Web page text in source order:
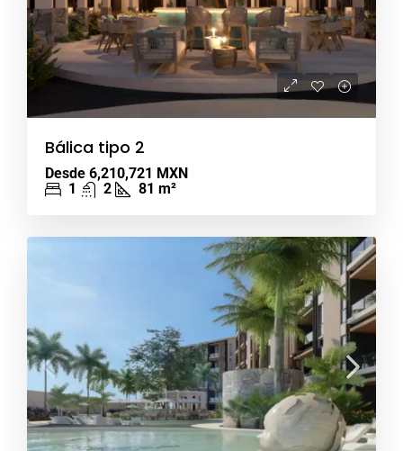
Bálica tipo 2
Desde 6,210,721 MXN
1
2 81 m²